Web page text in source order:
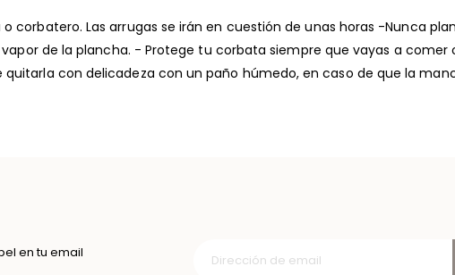
Las arrugas se irán en cuestión de unas horas -Nunca
de la plancha. - Protege tu corbata siempre que vayas a comer
con delicadeza con un paño húmedo, en caso de que la
en tu email